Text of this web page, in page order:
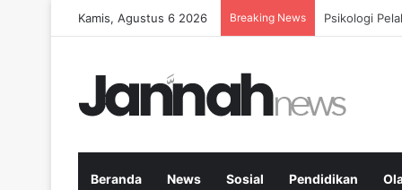
Kamis, Agustus 6 2026 Breaking News Nutrisi
Beranda News Sosial Pendidikan